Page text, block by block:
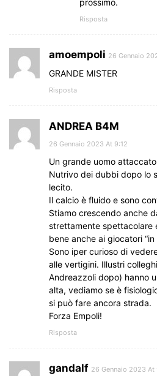
prossimo.
Risposta
amoempoli 26 Gennaio
GRANDE MISTER
Risposta
ANDREA B4M
26 Gennaio 2023 At 9:12
Un grande uomo attaccato
Nutrivo dei dubbi dopo lo
lecito.
Il calcio è fluido e sono
Stiamo crescendo anche
strettamente spettacolare
bene anche ai giocatori “in
Sono iper curioso di
alle vertigini. Illustri
Andreazzoli dopo) hanno
alta, vediamo se è
si può fare ancora strada.
Forza Empoli!
Risposta
gandalf 26 Gennaio 2023 At